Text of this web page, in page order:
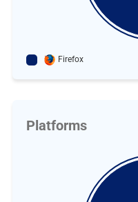
Firefox
Platforms